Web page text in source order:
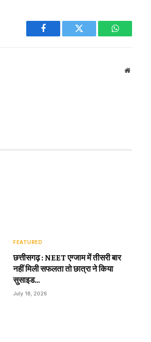
Facebook Twitter WhatsApp
Website
FEATURED
छत्तीसगढ़ : NEET एग्जाम में तीसरी बार
नहीं मिली सफलता तो छात्रा ने किया
सुसाइड…
July 18, 2026